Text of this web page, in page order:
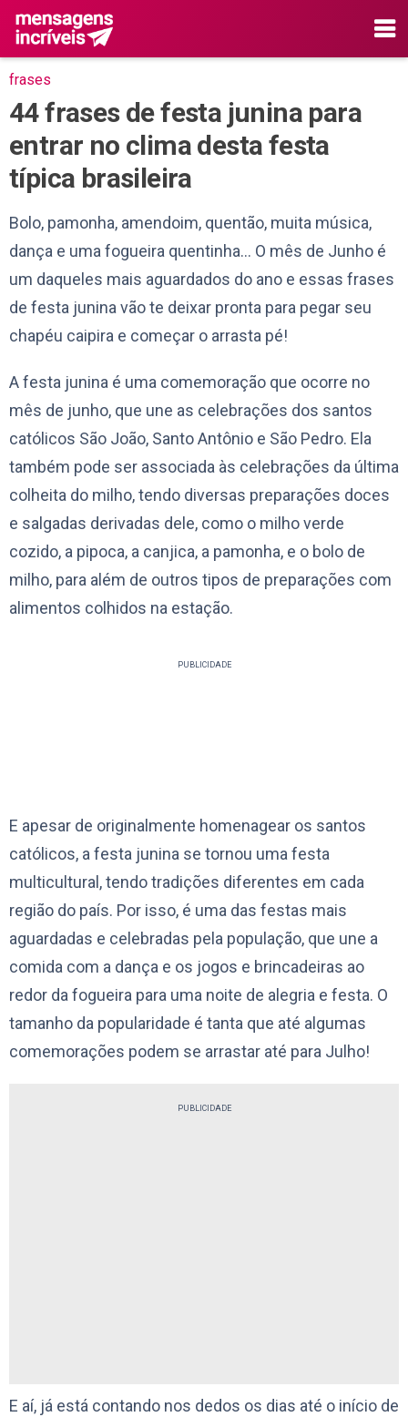
frases
44 frases de festa junina para
entrar no clima desta festa
típica brasileira
Bolo, pamonha, amendoim, quentão, muita música,
dança e uma fogueira quentinha… O mês de Junho é
um daqueles mais aguardados do ano e essas frases
de festa junina vão te deixar pronta para pegar seu
chapéu caipira e começar o arrasta pé!
A festa junina é uma comemoração que ocorre no
mês de junho, que une as celebrações dos santos
católicos São João, Santo Antônio e São Pedro. Ela
também pode ser associada às celebrações da última
colheita do milho, tendo diversas preparações doces
e salgadas derivadas dele, como o milho verde
cozido, a pipoca, a canjica, a pamonha, e o bolo de
milho, para além de outros tipos de preparações com
alimentos colhidos na estação.
PUBLICIDADE
E apesar de originalmente homenagear os santos
católicos, a festa junina se tornou uma festa
multicultural, tendo tradições diferentes em cada
região do país. Por isso, é uma das festas mais
aguardadas e celebradas pela população, que une a
comida com a dança e os jogos e brincadeiras ao
redor da fogueira para uma noite de alegria e festa. O
tamanho da popularidade é tanta que até algumas
comemorações podem se arrastar até para Julho!
PUBLICIDADE
E aí, já está contando nos dedos os dias até o início de